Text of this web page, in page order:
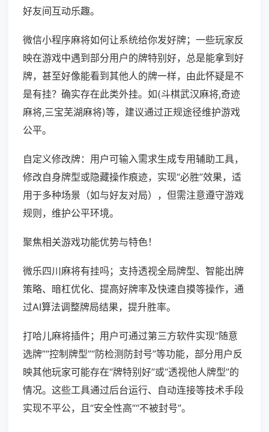
好友间互动乐趣。
微信小程序麻将如何让系统给你发好牌；一些玩家反
映在游戏中遇到部分用户的牌特别好，总是能拿到好
牌，甚至好像能看到其他人的牌一样，由此怀疑是不
是有挂？确实存在此类外挂。如(斗棋武汉麻将,奇迹
麻将,三宝芜湖麻将)等，建议通过正规途径维护游戏
公平。
自定义修改牌：用户可输入需求生成专用辅助工具，
修改自身牌型或隐藏操作痕迹，实现“必胜”效果，适
用于多种场景（如与好友对局），但需注意遵守游戏
规则，维护公平环境。
聚焦相关游戏功能优势与特色！
微乐四川麻将有挂吗；支持透视全局牌型、智能出牌
策略、暗杠优化、提高好牌率及快速自摸等操作，通
过AI算法调整牌局结果，提升胜率。
打哈儿麻将插件；用户可通过第三方软件实现“随意
选牌”“控制牌型”“防检测防封号”等功能，部分用户反
映其他玩家可能存在“牌特别好”或“透视他人牌型”的
情况。这些工具通过后台运行、自动连接等技术手段
实现不平公，且“安全性高”“不被封号”。